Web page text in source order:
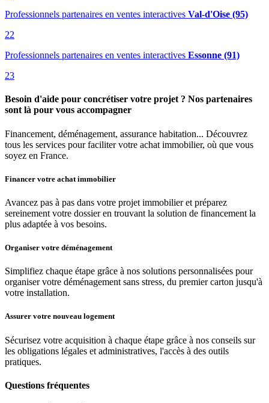
Professionnels partenaires en ventes interactives Val-d'Oise (95)
22
Professionnels partenaires en ventes interactives Essonne (91)
23
Besoin d'aide pour concrétiser votre projet ? Nos partenaires
sont là pour vous accompagner
Financement, déménagement, assurance habitation... Découvrez
tous les services pour faciliter votre achat immobilier, où que vous
soyez en France.
Financer votre achat immobilier
Avancez pas à pas dans votre projet immobilier et préparez
sereinement votre dossier en trouvant la solution de financement la
plus adaptée à vos besoins.
Organiser votre déménagement
Simplifiez chaque étape grâce à nos solutions personnalisées pour
organiser votre déménagement sans stress, du premier carton jusqu'à
votre installation.
Assurer votre nouveau logement
Sécurisez votre acquisition à chaque étape grâce à nos conseils sur
les obligations légales et administratives, l'accès à des outils
pratiques.
Questions fréquentes